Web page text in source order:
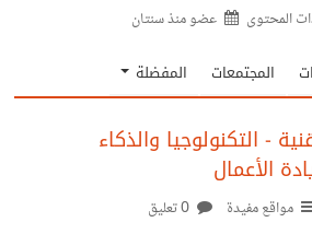
عضو منذسنتان
المجتمعات المفضلة
- التكنولوجيا والذكاء
الأعمال
مواقع مفيدة